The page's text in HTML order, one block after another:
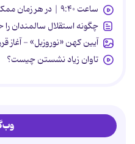
ساعت ۹:۴۰ | در هر زمان ممکن باید انتقامشان را پس بدهند
چگونه استقلال سالمندان
آیین کهن «نوروزبل» - آغاز قرن ۱۷
تاوان زیاد نشستن چیست؟